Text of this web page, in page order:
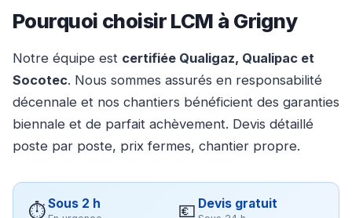
Pourquoi choisir LCM à Grigny
Notre équipe est certifiée Qualigaz, Qualipac et
Socotec. Nous sommes assurés en responsabilité
décennale et nos chantiers bénéficient des garanties
biennale et de parfait achèvement. Devis détaillé
poste par poste, prix fermes, chantier propre.
⏱Sous 2 h 💶 Devis gratuit